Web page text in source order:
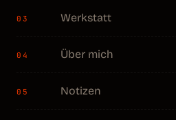
03 Werkstatt
04 Über mich
05 Notizen